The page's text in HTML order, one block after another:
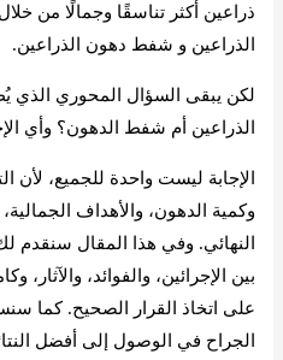
ذراعين أكثر تناسقًا وجمالًا من
الذراعين و شفط دهون الذراعين.
لكن يبقى السؤال المحوري الذي
الذراعين أم شفط الدهون؟ وأي
الإجابة ليست واحدة للجميع، لأن
وكمية الدهون، والأهداف
النهائي. وفي هذا المقال سنقدم لك
بين الإجرائين، والفوائد،
على اتخاذ القرار الصحيح. كما
الجراح في الوصول إلى أفضل